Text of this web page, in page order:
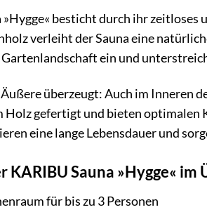
»Hygge« besticht durch ihr
verleiht der Sauna eine
ein und
überzeugt: Auch im Inneren
Holz gefertigt und bieten
eine lange Lebensdauer und
KARIBU Sauna »Hygge« im
für bis zu 3 Personen